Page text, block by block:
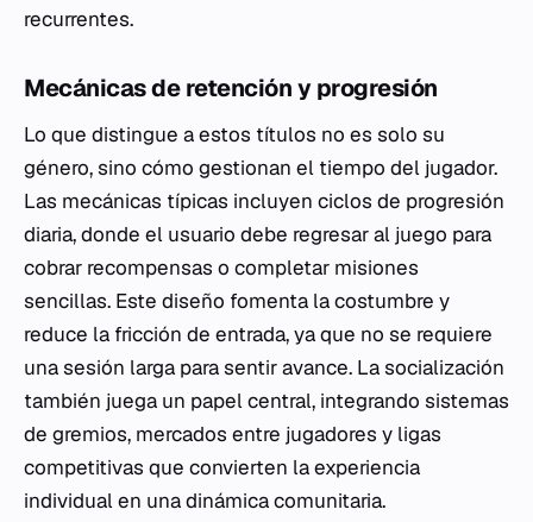
recurrentes.
Mecánicas de retención y progresión
Lo que distingue a estos títulos no es solo su
género, sino cómo gestionan el tiempo del jugador.
Las mecánicas típicas incluyen ciclos de progresión
diaria, donde el usuario debe regresar al juego para
cobrar recompensas o completar misiones
sencillas. Este diseño fomenta la costumbre y
reduce la fricción de entrada, ya que no se requiere
una sesión larga para sentir avance. La socialización
también juega un papel central, integrando sistemas
de gremios, mercados entre jugadores y ligas
competitivas que convierten la experiencia
individual en una dinámica comunitaria.